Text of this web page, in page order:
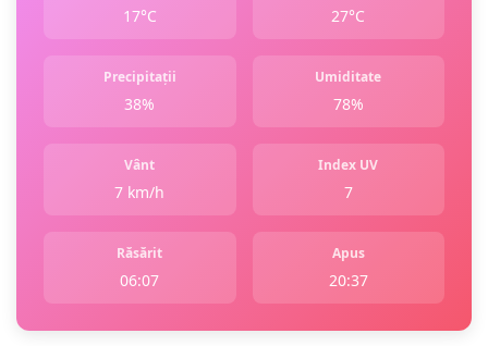
17°C 27°C
Precipitații
38%
Umiditate
78%
Vânt
7 km/h
Index UV
7
Răsărit
06:07
Apus
20:37